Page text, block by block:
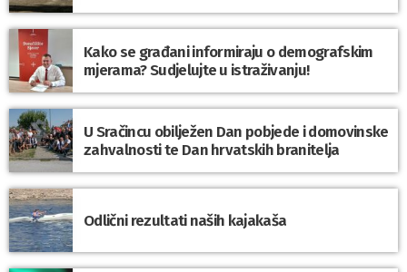
Kako se građani informiraju o demografskim
mjerama? Sudjelujte u istraživanju!
U Sračincu obilježen Dan pobjede i domovinske
zahvalnosti te Dan hrvatskih branitelja
Odlični rezultati naših kajakaša